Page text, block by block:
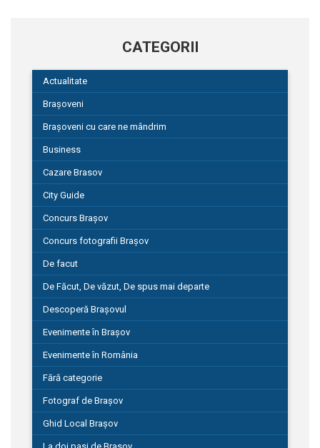
CATEGORII
Actualitate
Brașoveni
Brașoveni cu care ne mândrim
Business
Cazare Brasov
City Guide
Concurs Brașov
Concurs fotografii Brașov
De facut
De Făcut, De văzut, De spus mai departe
Descoperă Brașovul
Evenimente în Brașov
Evenimente în România
Fără categorie
Fotograf de Brașov
Ghid Local Brașov